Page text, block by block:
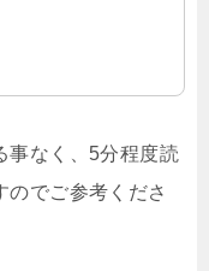
事なく、5分程度読
のでご参考くださ